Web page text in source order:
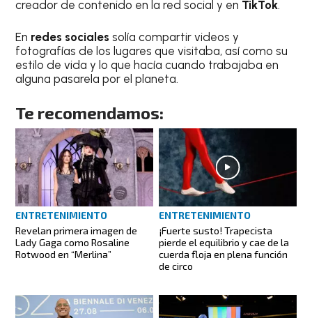
creador de contenido en la red social y en TikTok.
En redes sociales solía compartir videos y
fotografías de los lugares que visitaba, así como su
estilo de vida y lo que hacía cuando trabajaba en
alguna pasarela por el planeta.
Te recomendamos:
ENTRETENIMIENTO
Revelan primera imagen de
Lady Gaga como Rosaline
Rotwood en “Merlina”
ENTRETENIMIENTO
¡Fuerte susto! Trapecista
pierde el equilibrio y cae de la
cuerda floja en plena función
de circo